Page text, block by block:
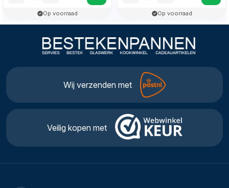
Op voorraad Op voorraad
Wij verzenden met
Veilig kopen met